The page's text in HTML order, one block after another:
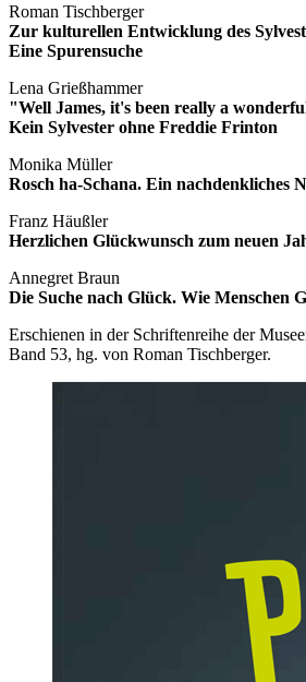
Roman Tischberger
Zur kulturellen Entwicklung des
Eine Spurensuche
Lena Grießhammer
"Well James, it's been really a
Kein Sylvester ohne Freddie Frinton
Monika Müller
Rosch ha-Schana. Ein nachdenkliches
Franz Häußler
Herzlichen Glückwunsch zum neuen
Annegret Braun
Die Suche nach Glück. Wie Menschen
Erschienen in der Schriftenreihe der
Band 53, hg. von Roman Tischberger.